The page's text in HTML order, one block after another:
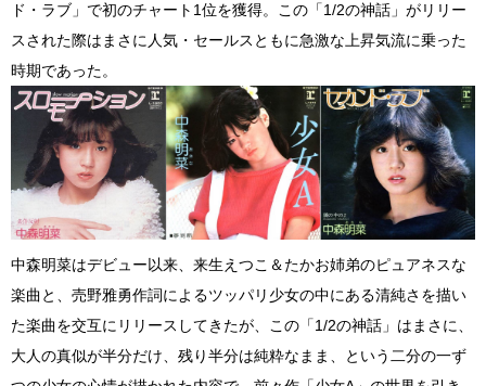
ド・ラブ」で初のチャート1位を獲得。この「1/2の神話」がリリー
スされた際はまさに人気・セールスともに急激な上昇気流に乗った
時期であった。
中森明菜はデビュー以来、来生えつこ＆たかお姉弟のピュアネスな
楽曲と、売野雅勇作詞によるツッパリ少女の中にある清純さを描い
た楽曲を交互にリリースしてきたが、この「1/2の神話」はまさに、
大人の真似が半分だけ、残り半分は純粋なまま、という二分の一ず